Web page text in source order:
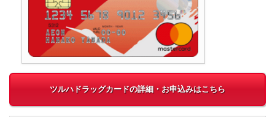
ツルハドラッグカードの詳細・お申込みはこちら